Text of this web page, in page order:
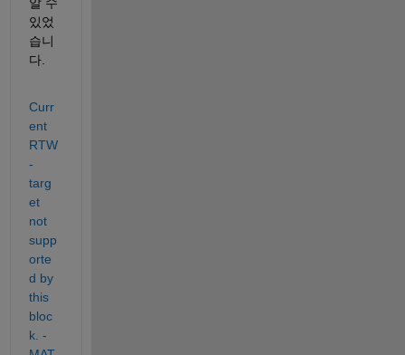
있었
습니
다.
Curr
ent
RTW
-
targ
et
not
supp
orte
d by
this
bloc
k. -